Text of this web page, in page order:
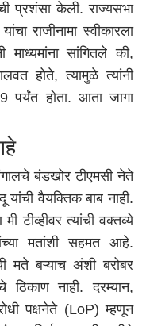
प्रशंसा केली. राज्यसभा
राजीनामा स्वीकारला
माध्यमांना सांगितले की,
होते, त्यामुळे त्यांनी
पर्यंत होता. आता जागा
बंडखोर टीएमसी नेते
वैयक्तिक बाब नाही.
टीव्हीवर त्यांची वक्तव्ये
मतांशी सहमत आहे.
मते बऱ्याच अंशी बरोबर
नाही. दरम्यान,
पक्षनेते (LoP) म्हणून